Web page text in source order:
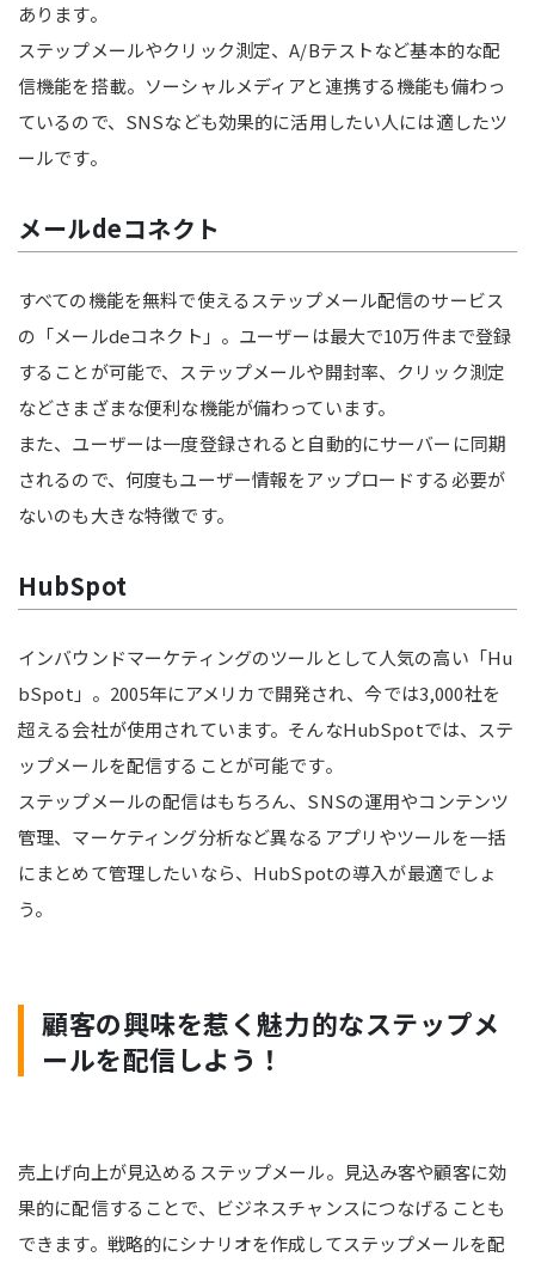
あります。
ステップメールやクリック測定、A/Bテストなど基本的な配
信機能を搭載。ソーシャルメディアと連携する機能も備わっ
ているので、SNSなども効果的に活用したい人には適したツ
ールです。
メールdeコネクト
すべての機能を無料で使えるステップメール配信のサービス
の「メールdeコネクト」。ユーザーは最大で10万件まで登録
することが可能で、ステップメールや開封率、クリック測定
などさまざまな便利な機能が備わっています。
また、ユーザーは一度登録されると自動的にサーバーに同期
されるので、何度もユーザー情報をアップロードする必要が
ないのも大きな特徴です。
HubSpot
インバウンドマーケティングのツールとして人気の高い「Hu
bSpot」。2005年にアメリカで開発され、今では3,000社を
超える会社が使用されています。そんなHubSpotでは、ステ
ップメールを配信することが可能です。
ステップメールの配信はもちろん、SNSの運用やコンテンツ
管理、マーケティング分析など異なるアプリやツールを一括
にまとめて管理したいなら、HubSpotの導入が最適でしょ
う。
顧客の興味を惹く魅力的なステップメ
ールを配信しよう！
売上げ向上が見込めるステップメール。見込み客や顧客に効
果的に配信することで、ビジネスチャンスにつなげることも
できます。戦略的にシナリオを作成してステップメールを配